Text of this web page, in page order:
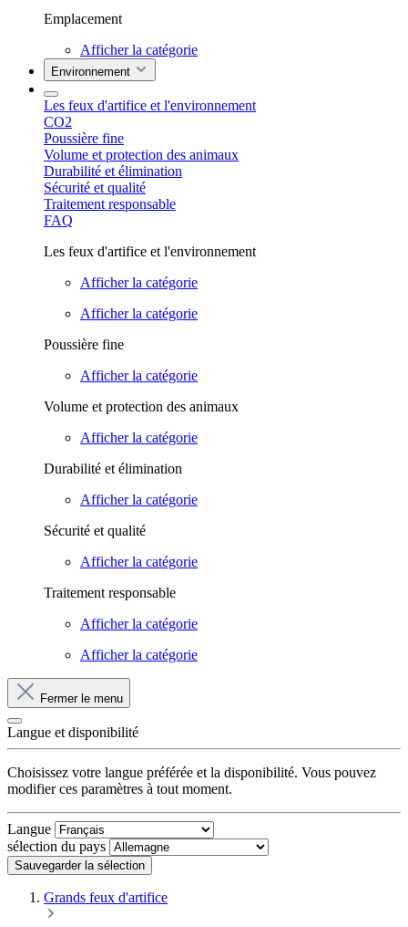
Emplacement
Afficher la catégorie
Environnement
Les feux d'artifice et l'environnement
CO2
Poussière fine
Volume et protection des animaux
Durabilité et élimination
Sécurité et qualité
Traitement responsable
FAQ
Les feux d'artifice et l'environnement
Afficher la catégorie
Afficher la catégorie
Poussière fine
Afficher la catégorie
Volume et protection des animaux
Afficher la catégorie
Durabilité et élimination
Afficher la catégorie
Sécurité et qualité
Afficher la catégorie
Traitement responsable
Afficher la catégorie
Afficher la catégorie
Fermer le menu
Langue et disponibilité
Choisissez votre langue préférée et la disponibilité. Vous pouvez
modifier ces paramètres à tout moment.
Langue
sélection du pays
Sauvegarder la sélection
Grands feux d'artifice